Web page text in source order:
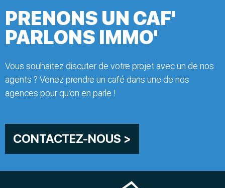
PRENONS UN CAF'
PARLONS IMMO'
Vous souhaitez discuter de votre projet avec un de nos
agents ? Venez prendre un café dans une de nos
agences pour qu’on en parle !
CONTACTEZ-NOUS >